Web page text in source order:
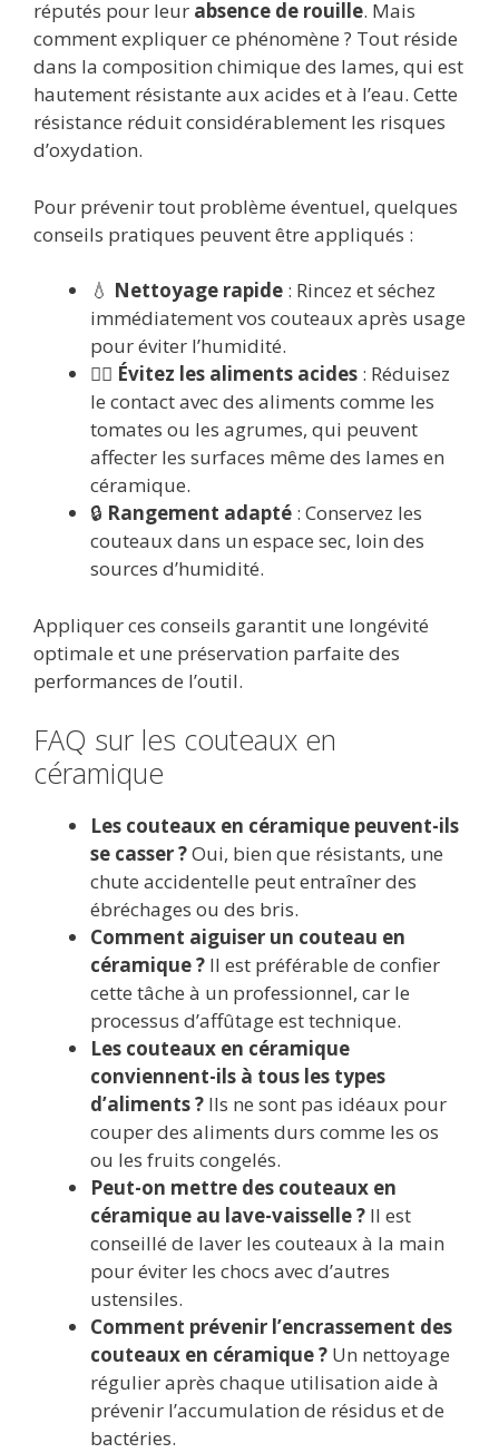
réputés pour leur absence de rouille. Mais
comment expliquer ce phénomène ? Tout réside
dans la composition chimique des lames, qui est
hautement résistante aux acides et à l’eau. Cette
résistance réduit considérablement les risques
d’oxydation.
Pour prévenir tout problème éventuel, quelques
conseils pratiques peuvent être appliqués :
💧 Nettoyage rapide : Rincez et séchez
immédiatement vos couteaux après usage
pour éviter l’humidité.
🙅‍♂️ Évitez les aliments acides : Réduisez
le contact avec des aliments comme les
tomates ou les agrumes, qui peuvent
affecter les surfaces même des lames en
céramique.
🔒 Rangement adapté : Conservez les
couteaux dans un espace sec, loin des
sources d’humidité.
Appliquer ces conseils garantit une longévité
optimale et une préservation parfaite des
performances de l’outil.
FAQ sur les couteaux en
céramique
Les couteaux en céramique peuvent-ils
se casser ?Oui, bien que résistants, une
chute accidentelle peut entraîner des
ébréchages ou des bris.
Comment aiguiser un couteau en
céramique ? Il est préférable de confier
cette tâche à un professionnel, car le
processus d’affûtage est technique.
Les couteaux en céramique
conviennent-ils à tous les types
d’aliments ? Ils ne sont pas idéaux pour
couper des aliments durs comme les os
ou les fruits congelés.
Peut-on mettre des couteaux en
céramique au lave-vaisselle ? Il est
conseillé de laver les couteaux à la main
pour éviter les chocs avec d’autres
ustensiles.
Comment prévenir l’encrassement des
couteaux en céramique ? Un nettoyage
régulier après chaque utilisation aide à
prévenir l’accumulation de résidus et de
bactéries.